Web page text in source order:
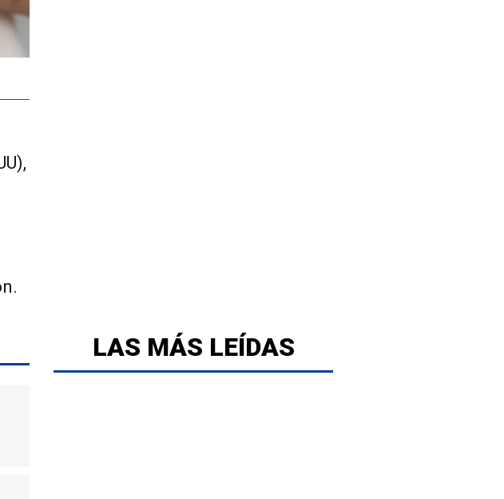
LAS MÁS LEÍDAS